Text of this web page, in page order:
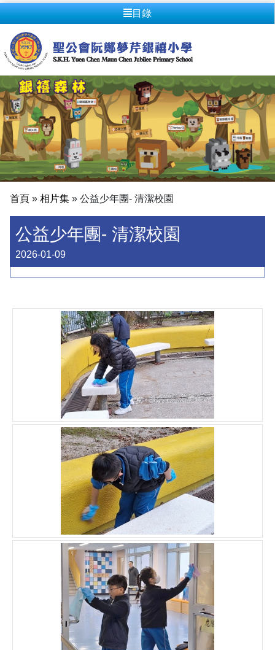
目錄
首頁 » 相片集 » 公益少年團- 清潔校園
公益少年團- 清潔校園
2026-01-09